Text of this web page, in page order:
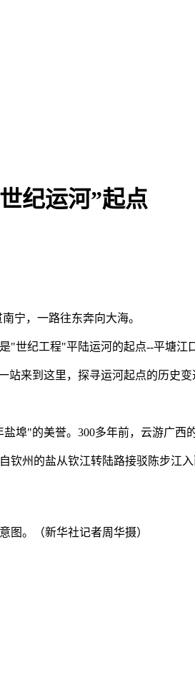
纪运河”起点
宁，一路往东奔向大海。
"世纪工程"平陆运河的起点--平塘江
来到这里，探寻运河起点的历史变
埠"的美誉。300多年前，云游广西
州的盐从钦江转陆路接驳陈步江
图。（新华社记者周华摄）